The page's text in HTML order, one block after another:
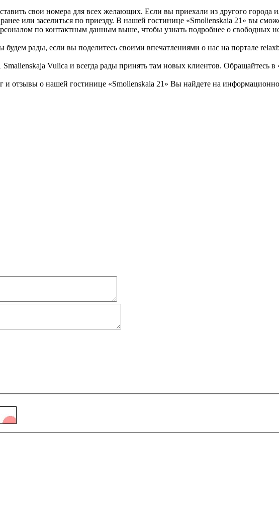
свои номера для всех желающих. Если вы приехали из другого
или заселиться по приезду. В нашей гостинице «Smolienskaia 21» вы
по контактным данным выше, чтобы узнать подробнее о свободных
рады, если вы поделитесь своими впечатлениями о нас на портале
Vulica и всегда рады принять там новых клиентов. Обращайтесь в
отзывы о нашей гостинице «Smolienskaia 21» Вы найдете на